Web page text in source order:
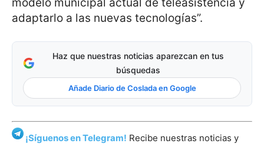
adaptarlo a las nuevas tecnologías”.
Haz que nuestras noticias aparezcan en tus
búsquedas
Añade Diario de Coslada en Google
¡Síguenos en Telegram! Recibe nuestras noticias y